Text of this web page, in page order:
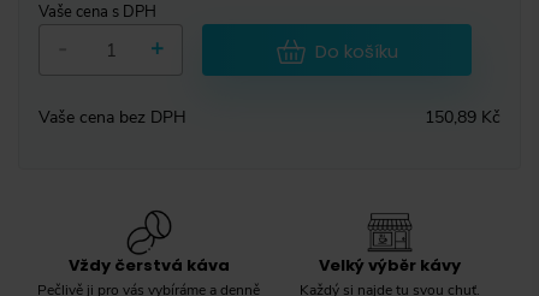
Vaše cena s DPH
+ Do košíku
Vaše cena bez DPH 150,89 Kč
Vždy čerstvá káva
Pečlivě ji pro vás vybíráme a denně
Velký výběr kávy
Každý si najde tu svou chuť.